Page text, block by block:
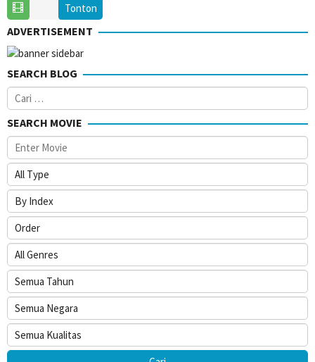
Dec
2014
Tom
Harper
Tonton
ADVERTISEMENT
SEARCH BLOG
Cari
untuk:
SEARCH MOVIE